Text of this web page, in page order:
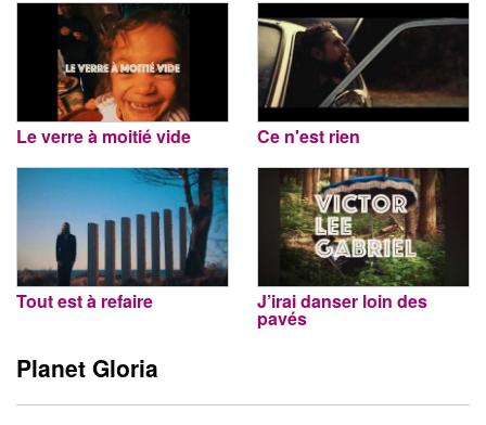
Le verre à moitié vide Ce n'est rien
Tout est à refaire J’irai danser loin des
pavés
Planet Gloria